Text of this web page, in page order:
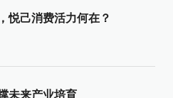
悦己消费活力何在？
未来产业培育